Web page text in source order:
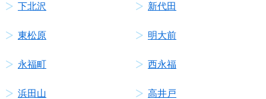
下北沢 新代田
東松原 明大前
永福町 西永福
浜田山 高井戸